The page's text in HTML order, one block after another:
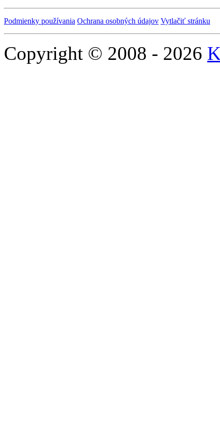
Podmienky používania Ochrana osobných údajov Vytlačiť stránku
Copyright © 2008 - 2026